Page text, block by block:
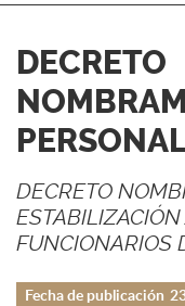
DECRETO
DECRETO
FUNCIONARIOS
Fecha de publicación